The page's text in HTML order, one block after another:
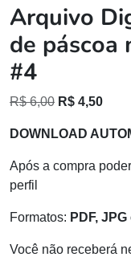
Arquivo
de páscoa
#4
R$6,00 O
original
R$ 4,50O
atual
DOWNLOAD
Após a compra
perfil
Formatos: PDF,
Você não receberá